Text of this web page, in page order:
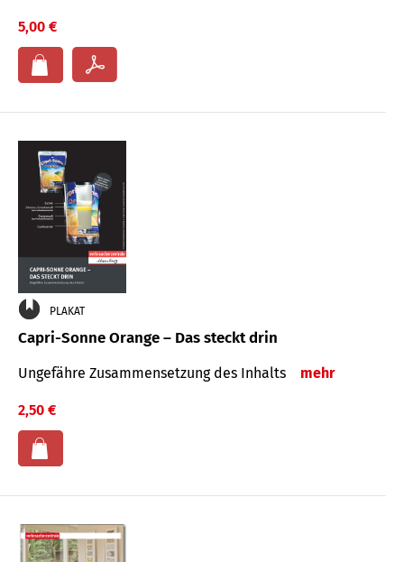
5,00 €
PLAKAT
Capri-Sonne Orange – Das steckt drin
Ungefähre Zu­sammen­setzung des Inhalts mehr
2,50 €